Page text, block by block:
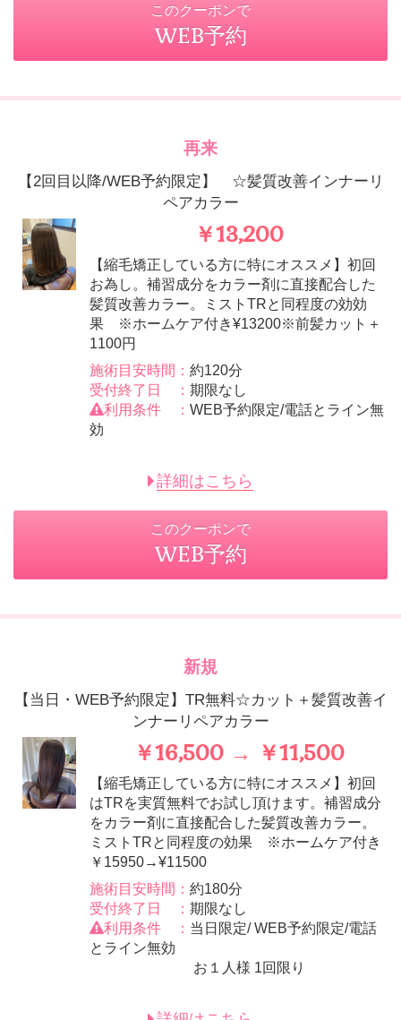
このクーポンで
WEB予約
再来
【2回目以降/WEB予約限定】 ☆髪質改善インナーリ
ペアカラー
￥13,200
【縮毛矯正している方に特にオススメ】初回
お為し。補習成分をカラー剤に直接配合した
髪質改善カラー。ミストTRと同程度の効効
果 ※ホームケア付き¥13200※前髪カット＋
1100円
施術目安時間： 約120分
受付終了日 ： 期限なし
利用条件 ： WEB予約限定/電話とライン無
効
詳細はこちら
このクーポンで
WEB予約
新規
【当日・WEB予約限定】TR無料☆カット＋髪質改善イ
ンナーリペアカラー
￥16,500 → ￥11,500
【縮毛矯正している方に特にオススメ】初回
はTRを実質無料でお試し頂けます。補習成分
をカラー剤に直接配合した髪質改善カラー。
ミストTRと同程度の効果 ※ホームケア付き
￥15950→¥11500
施術目安時間： 約180分
受付終了日 ： 期限なし
利用条件 ： 当日限定/ WEB予約限定/電話
とライン無効
お１人様 1回限り